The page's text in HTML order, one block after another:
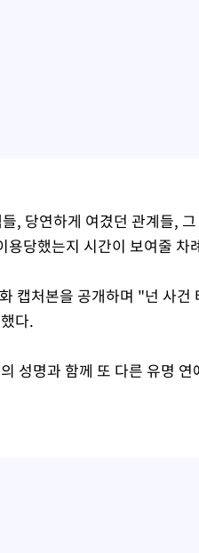
, 당연하게 여겼던 관계들,
용당했는지 시간이 보여줄 차
캡처본을 공개하며 "넌 사
다.
성명과 함께 또 다른 유명